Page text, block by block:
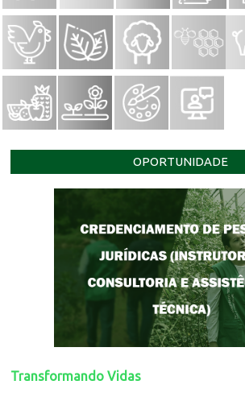
OPORTUNIDADE
Transformando Vidas